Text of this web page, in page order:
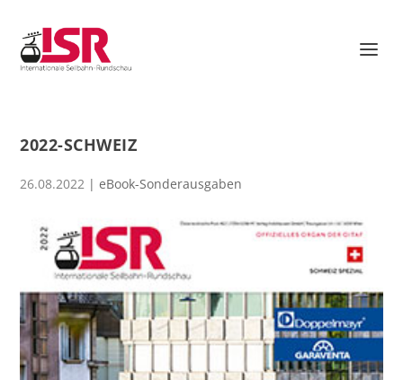
2022-SCHWEIZ
26.08.2022 |eBook-Sonderausgaben